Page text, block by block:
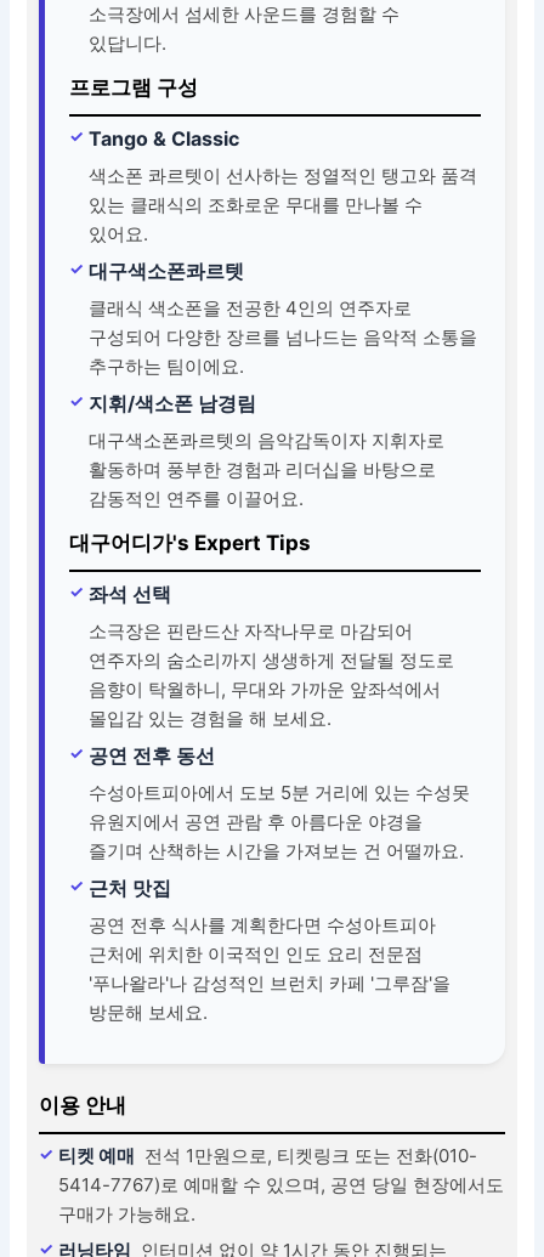
소극장에서 섬세한 사운드를 경험할 수
있답니다.
프로그램 구성
Tango & Classic
색소폰 콰르텟이 선사하는 정열적인 탱고와 품격
있는 클래식의 조화로운 무대를 만나볼 수
있어요.
대구색소폰콰르텟
클래식 색소폰을 전공한 4인의 연주자로
구성되어 다양한 장르를 넘나드는 음악적 소통을
추구하는 팀이에요.
지휘/색소폰 남경림
대구색소폰콰르텟의 음악감독이자 지휘자로
활동하며 풍부한 경험과 리더십을 바탕으로
감동적인 연주를 이끌어요.
대구어디가's Expert Tips
좌석 선택
소극장은 핀란드산 자작나무로 마감되어
연주자의 숨소리까지 생생하게 전달될 정도로
음향이 탁월하니, 무대와 가까운 앞좌석에서
몰입감 있는 경험을 해 보세요.
공연 전후 동선
수성아트피아에서 도보 5분 거리에 있는 수성못
유원지에서 공연 관람 후 아름다운 야경을
즐기며 산책하는 시간을 가져보는 건 어떨까요.
근처 맛집
공연 전후 식사를 계획한다면 수성아트피아
근처에 위치한 이국적인 인도 요리 전문점
'푸나왈라'나 감성적인 브런치 카페 '그루잠'을
방문해 보세요.
이용 안내
티켓 예매 전석 1만원으로, 티켓링크 또는 전화(010-
5414-7767)로 예매할 수 있으며, 공연 당일 현장에서도
구매가 가능해요.
러닝타임 인터미션 없이 약 1시간 동안 진행되는